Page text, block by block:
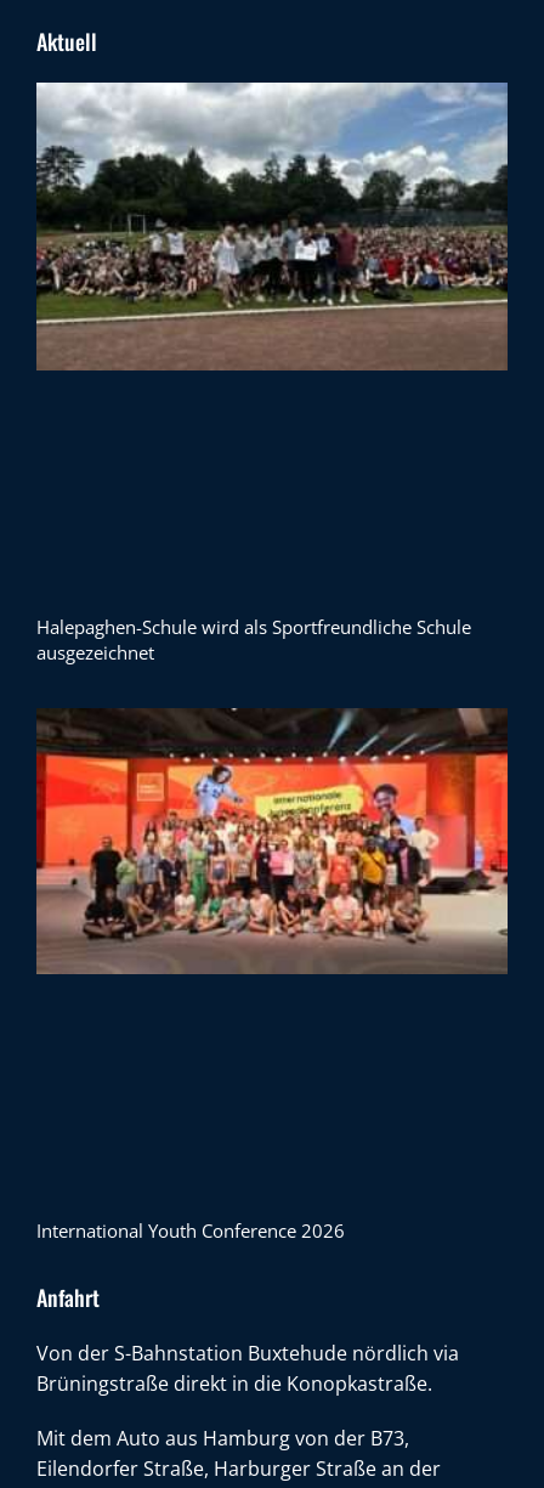
Aktuell
Halepaghen-Schule wird als Sportfreundliche Schule
ausgezeichnet
International Youth Conference 2026
Anfahrt
Von der S-Bahnstation Buxtehude nördlich via
Brüningstraße direkt in die Konopkastraße.
Mit dem Auto aus Hamburg von der B73,
Eilendorfer Straße, Harburger Straße an der